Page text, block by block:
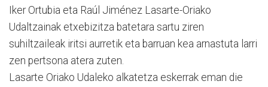
Iker Ortubia eta Raúl Jiménez Lasarte-Oriako
Udaltzainak etxebizitza batetara sartu ziren
suhiltzaileak iritsi aurretik eta barruan kea arnastuta larri
zen pertsona atera zuten.
Lasarte Oriako Udaleko alkatetza eskerrak eman die